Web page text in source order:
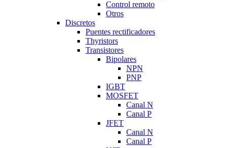
Control remoto
Otros
Discretos
Puentes rectificadores
Thyristors
Transistores
Bipolares
NPN
PNP
IGBT
MOSFET
Canal N
Canal P
JFET
Canal N
Canal P